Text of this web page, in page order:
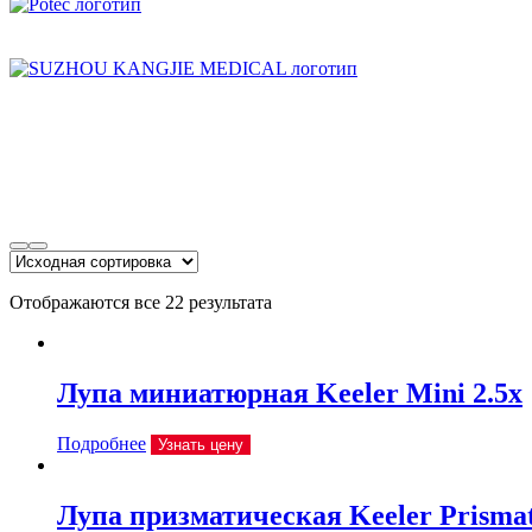
Отображаются все 22 результата
Лупа миниатюрная Keeler Mini 2.5x
Подробнее Узнать цену
Лупа призматическая Keeler